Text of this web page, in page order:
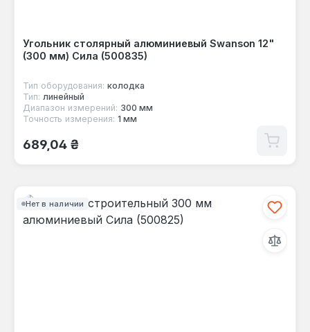
Угольник столярный алюминиевый Swanson 12"
(300 мм) Сила (500835)
Тип оборудования: колодка
Тип: линейный
Диапазон измерений: 300 мм
Точность измерения: 1 мм
Обычная цена:
689,04 ₴
Нет в наличии